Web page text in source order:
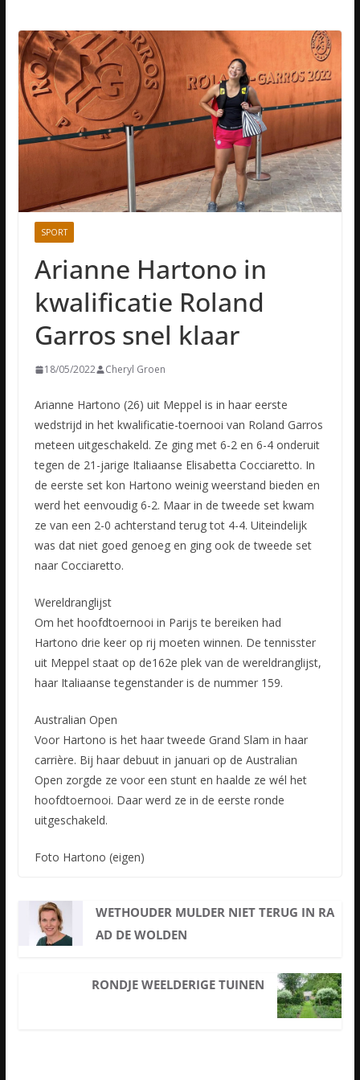
SPORT
Arianne Hartono in
kwalificatie Roland
Garros snel klaar
18/05/2022 Cheryl Groen
Arianne Hartono (26) uit Meppel is in haar eerste
wedstrijd in het kwalificatie-toernooi van Roland Garros
meteen uitgeschakeld. Ze ging met 6-2 en 6-4 onderuit
tegen de 21-jarige Italiaanse Elisabetta Cocciaretto. In
de eerste set kon Hartono weinig weerstand bieden en
werd het eenvoudig 6-2. Maar in de tweede set kwam
ze van een 2-0 achterstand terug tot 4-4. Uiteindelijk
was dat niet goed genoeg en ging ook de tweede set
naar Cocciaretto.
Wereldranglijst
Om het hoofdtoernooi in Parijs te bereiken had
Hartono drie keer op rij moeten winnen. De tennisster
uit Meppel staat op de162e plek van de wereldranglijst,
haar Italiaanse tegenstander is de nummer 159.
Australian Open
Voor Hartono is het haar tweede Grand Slam in haar
carrière. Bij haar debuut in januari op de Australian
Open zorgde ze voor een stunt en haalde ze wél het
hoofdtoernooi. Daar werd ze in de eerste ronde
uitgeschakeld.
Foto Hartono (eigen)
WETHOUDER MULDER NIET TERUG IN RA
AD DE WOLDEN
RONDJE WEELDERIGE TUINEN